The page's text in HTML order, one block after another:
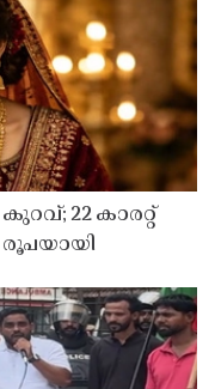
22 കാരറ്റ്
രൂപയായി